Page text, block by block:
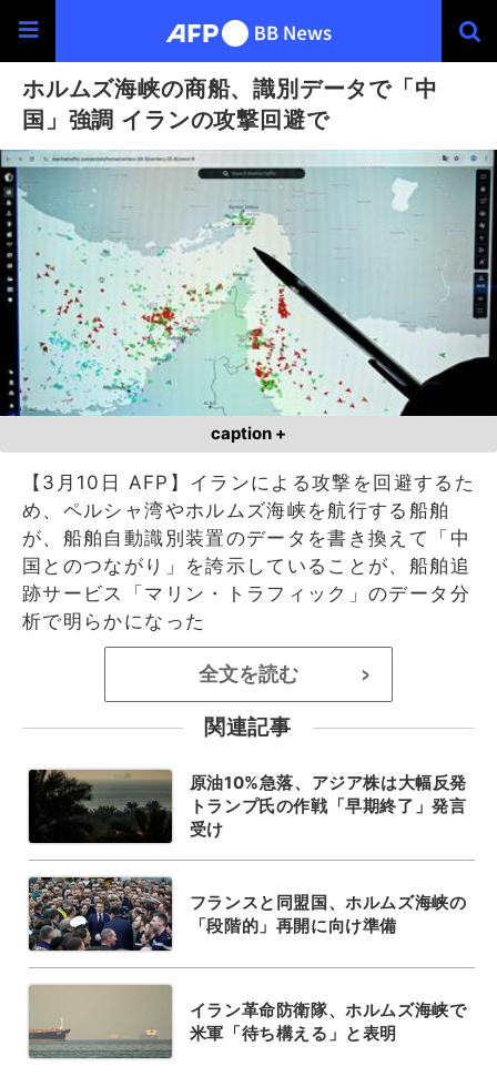
ホルムズ海峡の商船、識別データで「中
国」強調 イランの攻撃回避で
caption +
【3月10日 AFP】イランによる攻撃を回避するた
め、ペルシャ湾やホルムズ海峡を航行する船舶
が、船舶自動識別装置のデータを書き換えて「中
国とのつながり」を誇示していることが、船舶追
跡サービス「マリン・トラフィック」のデータ分
析で明らかになった
全文を読む >
関連記事
原油10%急落、アジア株は大幅反発
トランプ氏の作戦「早期終了」発言
受け
フランスと同盟国、ホルムズ海峡の
「段階的」再開に向け準備
イラン革命防衛隊、ホルムズ海峡で
米軍「待ち構える」と表明